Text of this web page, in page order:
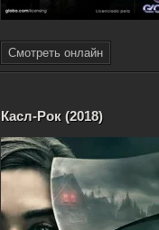
Смотреть онлайн
Касл-Рок (2018)